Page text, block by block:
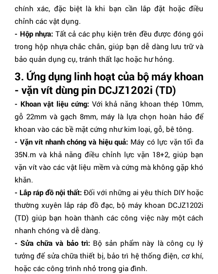
chính xác, đặc biệt là khi bạn cần lắp đặt hoặc điều
chỉnh các vật dụng.
- Hộp nhựa: Tất cả các phụ kiện trên đều được đóng gói
trong hộp nhựa chắc chắn, giúp bạn dễ dàng lưu trữ và
bảo quản dụng cụ, tránh thất lạc hoặc hư hỏng.
3. Ứng dụng linh hoạt của bộ máy khoan
- vặn vít dùng pin DCJZ1202i (TD)
- Khoan vật liệu cứng: Với khả năng khoan thép 10mm,
gỗ 22mm và gạch 8mm, máy là lựa chọn hoàn hảo để
khoan vào các bề mặt cứng như kim loại, gỗ, bê tông.
- Vặn vít nhanh chóng và hiệu quả: Máy có lực vặn tối đa
35N.m và khả năng điều chỉnh lực vặn 18+2, giúp bạn
vặn vít vào các vật liệu mềm và cứng mà không gặp khó
khăn.
- Lắp ráp đồ nội thất: Đối với những ai yêu thích DIY hoặc
thường xuyên lắp ráp đồ đạc, bộ máy khoan DCJZ1202i
(TD) giúp bạn hoàn thành các công việc này một cách
nhanh chóng và dễ dàng.
- Sửa chữa và bảo trì: Bộ sản phẩm này là công cụ lý
tưởng để sửa chữa thiết bị, bảo trì hệ thống điện, cơ khí,
hoặc các công trình nhỏ trong gia đình.